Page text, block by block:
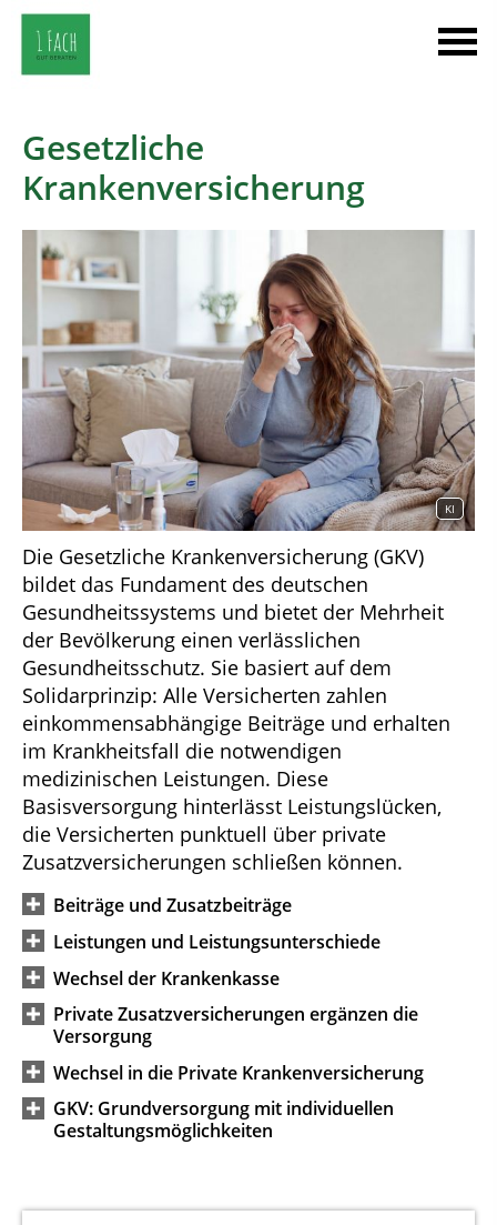
Gesetzliche
Krankenversicherung
KI
Die Gesetzliche Krankenversicherung (GKV)
bildet das Fundament des deutschen
Gesundheitssystems und bietet der Mehrheit
der Bevölkerung einen verlässlichen
Gesundheitsschutz. Sie basiert auf dem
Solidarprinzip: Alle Versicherten zahlen
einkommensabhängige Beiträge und erhalten
im Krankheitsfall die notwendigen
medizinischen Leistungen. Diese
Basisversorgung hinterlässt Leistungslücken,
die Versicherten punktuell über private
Zusatzversicherungen schließen können.
Beiträge und Zusatzbeiträge
Leistungen und Leistungsunterschiede
Wechsel der Krankenkasse
Private Zusatzversicherungen ergänzen die
Versorgung
Wechsel in die Private Krankenversicherung
GKV: Grundversorgung mit individuellen
Gestaltungsmöglichkeiten